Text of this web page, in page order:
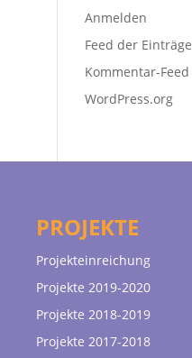
Anmelden
Feed der Einträge
Kommentar-Feed
WordPress.org
PROJEKTE
Projekteinreichung
Projekte 2019-2020
Projekte 2018-2019
Projekte 2017-2018